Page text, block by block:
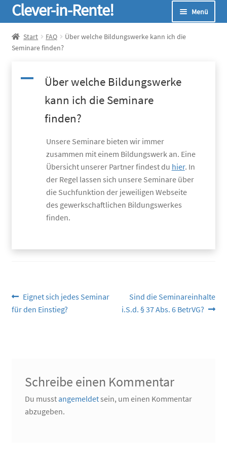
Zur
Navigation
springen
Zum
Inhalt
springen
Clever-in-Rente! Menü
Start
Online-Rechner
Start FAQ
Über welche Bildungswerke kann ich die
Seminare finden?
A
Über welche Bildungswerke
kann ich die Seminare
finden?
Unsere Seminare bieten wir immer
zusammen mit einem Bildungswerk an. Eine
Übersicht unserer Partner findest du hier. In
der Regel lassen sich unsere Seminare über
die Suchfunktion der jeweiligen Webseite
des gewerkschaftlichen Bildungswerkes
finden.
Beitragsnavigation
Vorheriger
Beitrag:
Eignet sich jedes Seminar
für den Einstieg?
Nächster
Beitrag:
Sind die Seminareinhalte
i.S.d. § 37 Abs. 6 BetrVG?
Schreibe einen Kommentar
Du musstangemeldetsein, um einen Kommentar
abzugeben.